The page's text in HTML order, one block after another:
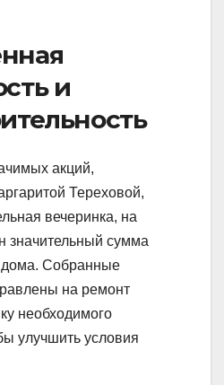
и
акций,
Тереховой,
вечеринка, на
значительный сумма
дома. Собранные
на ремонт
необходимого
улучшить условия